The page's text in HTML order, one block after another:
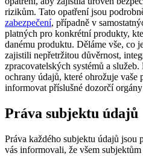
rizikům. Tato opatření jsou
zabezpečení, případně v
platných pro konkrétní produkty,
danému produktu. Děláme vše, co
zajistili nepřetržitou důvěrnost,
zpracovatelských systémů a
ochrany údajů, které ohrožuje vaše
informovat příslušné dozorčí
Práva subjektu údajů
Práva každého subjektu údajů jsou
vás informovali, že všem